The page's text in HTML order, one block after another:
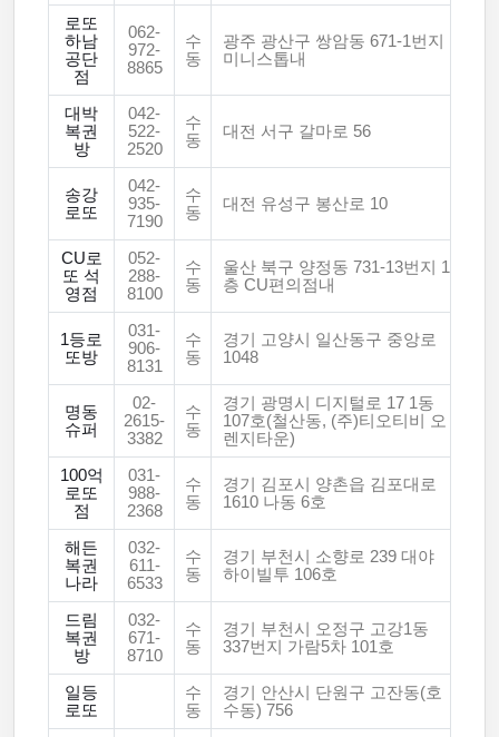
로또
하남
공단
점
062-
972-
8865
수
동
광주 광산구 쌍암동 671-1번지
미니스톱내
대박
복권
방
042-
522-
2520
수
동
대전 서구 갈마로 56
송강
로또
042-
935-
7190
수
동
대전 유성구 봉산로 10
CU로
또 석
영점
052-
288-
8100
수
동
울산 북구 양정동 731-13번지 1
층 CU편의점내
1등로
또방
031-
906-
8131
수
동
경기 고양시 일산동구 중앙로
1048
명동
슈퍼
02-
2615-
3382
수
동
경기 광명시 디지털로 17 1동
107호(철산동, (주)티오티비 오
렌지타운)
100억
로또
점
031-
988-
2368
수
동
경기 김포시 양촌읍 김포대로
1610 나동 6호
해든
복권
나라
032-
611-
6533
수
동
경기 부천시 소향로 239 대야
하이빌투 106호
드림
복권
방
032-
671-
8710
수
동
경기 부천시 오정구 고강1동
337번지 가람5차 101호
일등
로또
수
동
경기 안산시 단원구 고잔동(호
수동) 756